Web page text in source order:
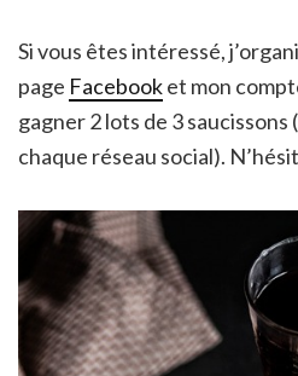
Si vous êtes intéressé,
page Facebooket mon
gagner 2 lots de 3 saucissons
chaque réseau social).